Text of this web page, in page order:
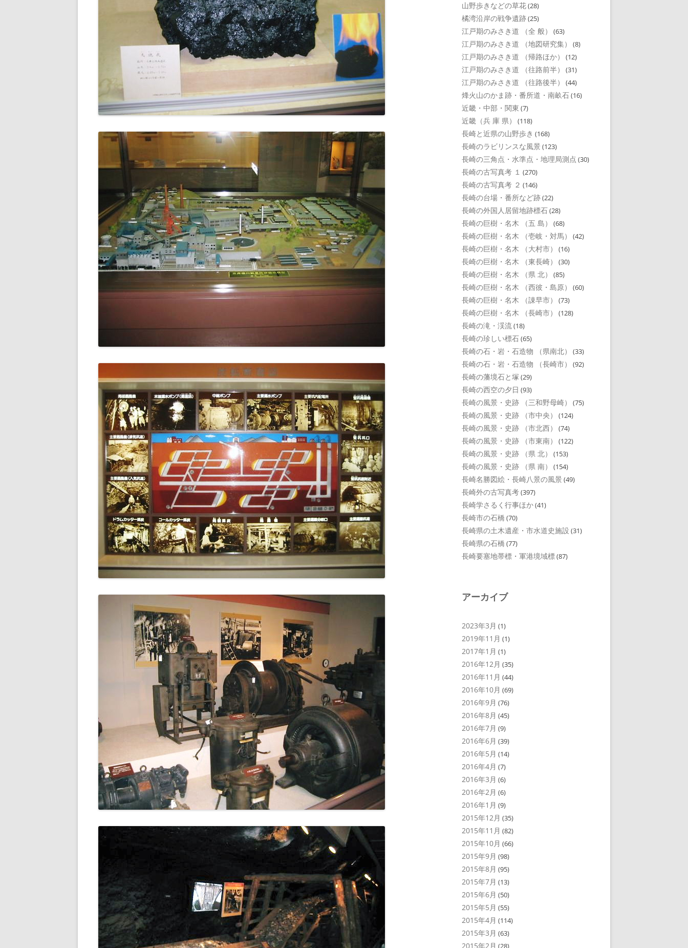
山野歩きなどの草花(28)
橘湾沿岸の戦争遺跡(25)
江戸期のみさき道 （全 般） (63)
江戸期のみさき道 （地図研究集） (8)
江戸期のみさき道 （帰路ほか） (12)
江戸期のみさき道 （往路前半） (31)
江戸期のみさき道 （往路後半） (44)
烽火山のかま跡・番所道・南畝石(16)
近畿・中部・関東 (7)
近畿（兵 庫 県） (118)
長崎と近県の山野歩き (168)
長崎のラビリンスな風景 (123)
長崎の三角点・水準点・地理局測点 (30)
長崎の古写真考 １ (270)
長崎の古写真考 ２ (146)
長崎の台場・番所など跡(22)
長崎の外国人居留地跡標石(28)
長崎の巨樹・名木 （五 島） (68)
長崎の巨樹・名木 （壱岐・対馬） (42)
長崎の巨樹・名木 （大村市） (16)
長崎の巨樹・名木 （東長崎） (30)
長崎の巨樹・名木 （県 北） (85)
長崎の巨樹・名木 （西彼・島原） (60)
長崎の巨樹・名木 （諌早市） (73)
長崎の巨樹・名木 （長崎市） (128)
長崎の滝・渓流(18)
長崎の珍しい標石(65)
長崎の石・岩・石造物 （県南北） (33)
長崎の石・岩・石造物 （長崎市） (92)
長崎の藩境石と塚 (29)
長崎の西空の夕日 (93)
長崎の風景・史跡 （三和野母崎） (75)
長崎の風景・史跡 （市中央） (124)
長崎の風景・史跡 （市北西） (74)
長崎の風景・史跡 （市東南） (122)
長崎の風景・史跡 （県 北） (153)
長崎の風景・史跡 （県 南） (154)
長崎名勝図絵・長崎八景の風景 (49)
長崎外の古写真考(397)
長崎学さるく行事ほか(41)
長崎市の石橋 (70)
長崎県の土木遺産・市水道史施設 (31)
長崎県の石橋 (77)
長崎要塞地帯標・軍港境域標(87)
アーカイブ
2023年3月 (1)
2019年11月 (1)
2017年1月 (1)
2016年12月 (35)
2016年11月 (44)
2016年10月 (69)
2016年9月 (76)
2016年8月 (45)
2016年7月 (9)
2016年6月 (39)
2016年5月 (14)
2016年4月 (7)
2016年3月 (6)
2016年2月 (6)
2016年1月 (9)
2015年12月 (35)
2015年11月 (82)
2015年10月 (66)
2015年9月 (98)
2015年8月 (95)
2015年7月 (13)
2015年6月 (50)
2015年5月 (55)
2015年4月 (114)
2015年3月 (63)
2015年2月 (28)